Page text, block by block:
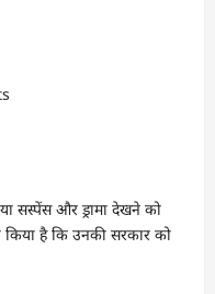
सस्पेंस और ड्रामा देखने को
है कि उनकी सरकार को